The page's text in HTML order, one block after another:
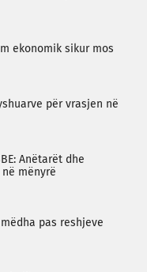
ekonomik sikur mos
për vrasjen në
Anëtarët dhe
mënyrë
pas reshjeve